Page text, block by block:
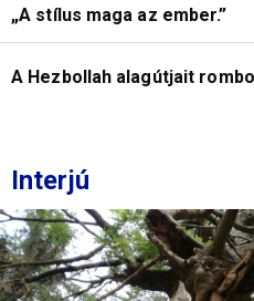
„A stílus maga az ember.”
A Hezbollah alagútjait
Interjú